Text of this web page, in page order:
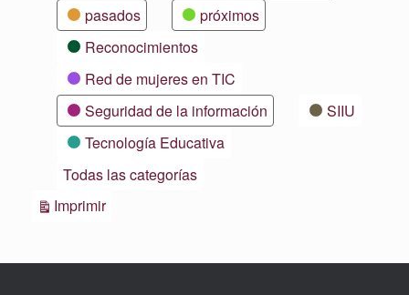
pasados
próximos
Reconocimientos
Red de mujeres en TIC
Seguridad de la información
SIIU
Tecnología Educativa
Todas las categorías
ImprimirVistas